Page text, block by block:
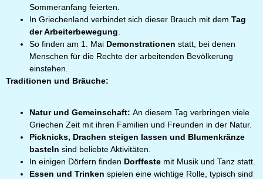
Sommeranfang feierten.
In Griechenland verbindet sich dieser Brauch mit dem Tag
der Arbeiterbewegung
So finden am 1. Mai Demonstrationen statt, bei denen
Menschen für die Rechte der arbeitenden Bevölkerung
einstehen.
Traditionen und Bräuche:
Natur und Gemeinschaft: An diesem Tag verbringen viele
Griechen Zeit mit ihren Familien und Freunden in der Natur.
Picknicks, Drachen steigen lassen und Blumenkränze
basteln sind beliebte Aktivitäten.
In einigen Dörfern finden Dorffeste mit Musik und Tanz statt.
Essen und Trinken spielen eine wichtige Rolle, typisch sind